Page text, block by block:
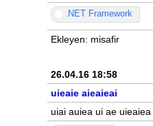
.NET Framework
Ekleyen: misafir
26.04.16 18:58
uieaie aieaieai
uiai auiea ui ae uieaiea